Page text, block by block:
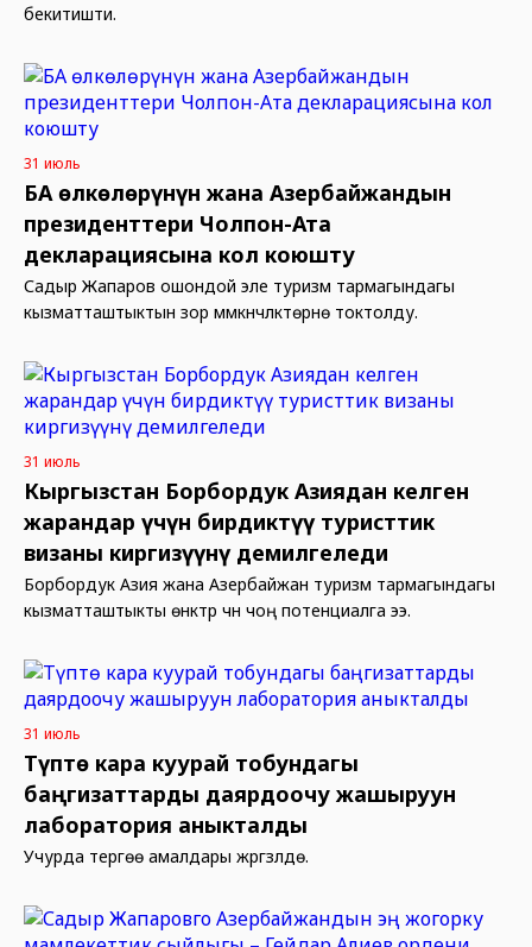
бекитишти.
31 июль
БА өлкөлөрүнүн жана Азербайжандын
президенттери Чолпон-Ата
декларациясына кол коюшту
Садыр Жапаров ошондой эле туризм тармагындагы
кызматташтыктын зор мүмкүнчүлүктөрүнө токтолду.
31 июль
Кыргызстан Борбордук Азиядан келген
жарандар үчүн бирдиктүү туристтик
визаны киргизүүнү демилгеледи
Борбордук Азия жана Азербайжан туризм тармагындагы
кызматташтыкты өнүктүрүү үчүн чоң потенциалга ээ.
31 июль
Түптө кара куурай тобундагы
баңгизаттарды даярдоочу жашыруун
лаборатория аныкталды
Учурда тергөө амалдары жүргүзүлүүдө.